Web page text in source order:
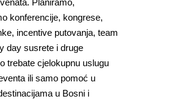
Planiramo,
konferencije, kongrese,
incentive putovanja, team
day susrete i druge
trebate cjelokupnu uslugu
ili samo pomoć u
u Bosni i